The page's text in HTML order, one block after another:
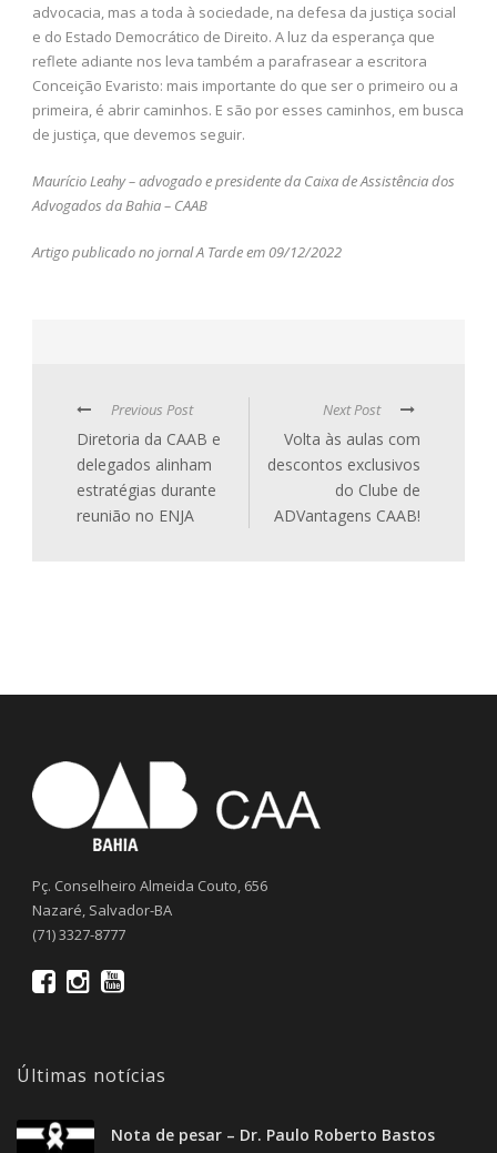
advocacia, mas a toda à sociedade, na defesa da justiça social
e do Estado Democrático de Direito. A luz da esperança que
reflete adiante nos leva também a parafrasear a escritora
Conceição Evaristo: mais importante do que ser o primeiro ou a
primeira, é abrir caminhos. E são por esses caminhos, em busca
de justiça, que devemos seguir.
Maurício Leahy – advogado e presidente da Caixa de Assistência dos
Advogados da Bahia – CAAB
Artigo publicado no jornal A Tarde em 09/12/2022
Previous Post
Diretoria da CAAB e
delegados alinham
estratégias durante
reunião no ENJA
Next Post
Volta às aulas com
descontos exclusivos
do Clube de
ADVantagens CAAB!
Pç. Conselheiro Almeida Couto, 656
Nazaré, Salvador-BA
(71) 3327-8777
Últimas notícias
Nota de pesar – Dr. Paulo Roberto Bastos